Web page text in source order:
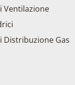
Ventilazione
Distribuzione Gas